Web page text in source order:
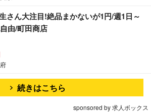
さん大注目!絶品まかないが1円/週1日～
由/町田商店
続きはこちら
sponsored by 求人ボックス